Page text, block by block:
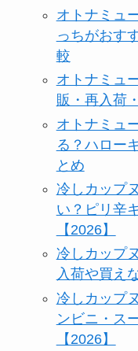
オトナミュ
っちがおす
較
オトナミュ
販・再入荷
オトナミュ
る？ハロー
とめ
冷しカップ
い？ピリ辛
【2026】
冷しカップ
入荷や買え
冷しカップ
ンビニ・ス
【2026】